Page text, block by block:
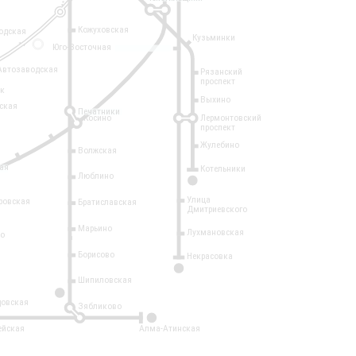
2
14
Кузьминки
Рязанский
проспект
Выхино
Лермонтовский
проспект
Жулебино
Котельники
Кожуховская
Печатники
Волжская
Люблино
Братиславская
Марьино
Борисово
Шипиловская
Зябликово
Алма-Атинская
Улица
Дмитриевского
Лухмановская
Некрасовка
Косино
Юго-Восточная